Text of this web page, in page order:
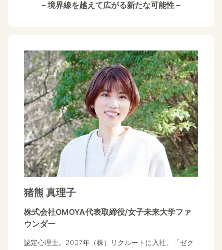
– 境界線を越えて広がる新たな可能性 –
猪熊 真理子
株式会社OMOYA代表取締役/女子未来大学ファ
ウンダー
認定心理士。2007年（株）リクルートに入社。「ゼク